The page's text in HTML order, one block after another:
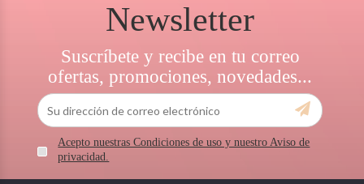
Newsletter
Suscríbete y recibe en tu correo
ofertas, promociones, novedades...
Acepto nuestras Condiciones de uso y nuestro Aviso de
privacidad.